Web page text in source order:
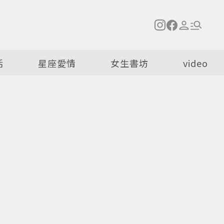
星座愛情 女生書坊 video